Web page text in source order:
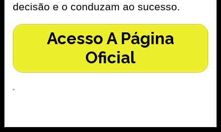
decisão e o conduzam ao sucesso.
Acesso A Página
Oficial